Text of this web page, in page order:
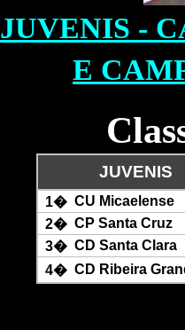
JUVENIS -
E
JUVENIS
1� CU Micaelense
2� CP Santa Cruz
3� CD Santa Clara
4� CD Ribeira